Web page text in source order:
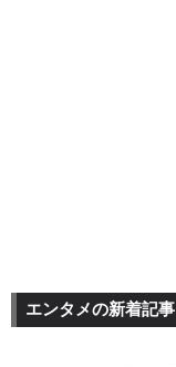
エンタメの新着記事